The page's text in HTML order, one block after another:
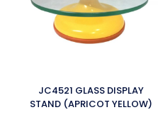
JC4521 GLASS DISPLAY
STAND (APRICOT YELLOW)